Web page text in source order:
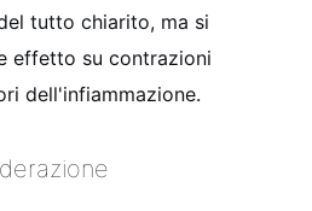
tutto chiarito, ma si
effetto su contrazioni
dell'infiammazione.